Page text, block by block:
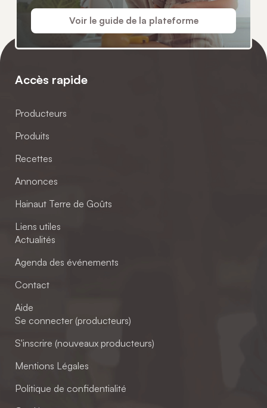
Voir le guide de la plateforme
Accès rapide
Producteurs
Produits
Recettes
Annonces
Hainaut Terre de Goûts
Liens utiles
Actualités
Agenda des événements
Contact
Aide
Se connecter (producteurs)
S'inscrire (nouveaux producteurs)
Mentions Légales
Politique de confidentialité